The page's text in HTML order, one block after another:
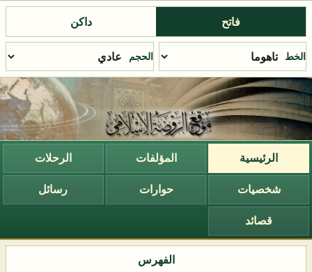
فاتح داكن
الخط الحجم
الرئيسية المؤلفات الرحلات
شخصيات حوارات رسائل
قصائد
الفهرس